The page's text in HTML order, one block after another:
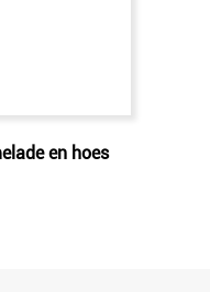
en hoes